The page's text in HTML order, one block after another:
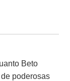
Beto
poderosas